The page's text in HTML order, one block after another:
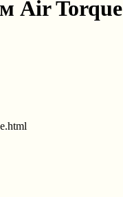
Air Torque